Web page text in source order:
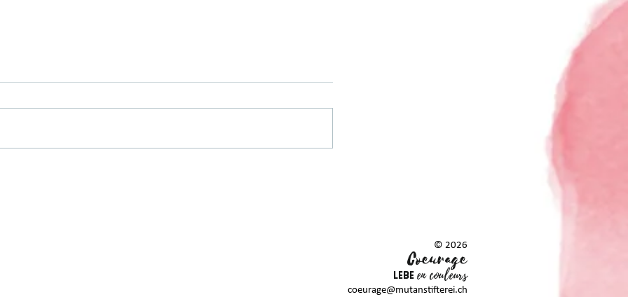
© 2026
Coeurage
LEBE en couleurs
coeurage@mutanstifterei.ch